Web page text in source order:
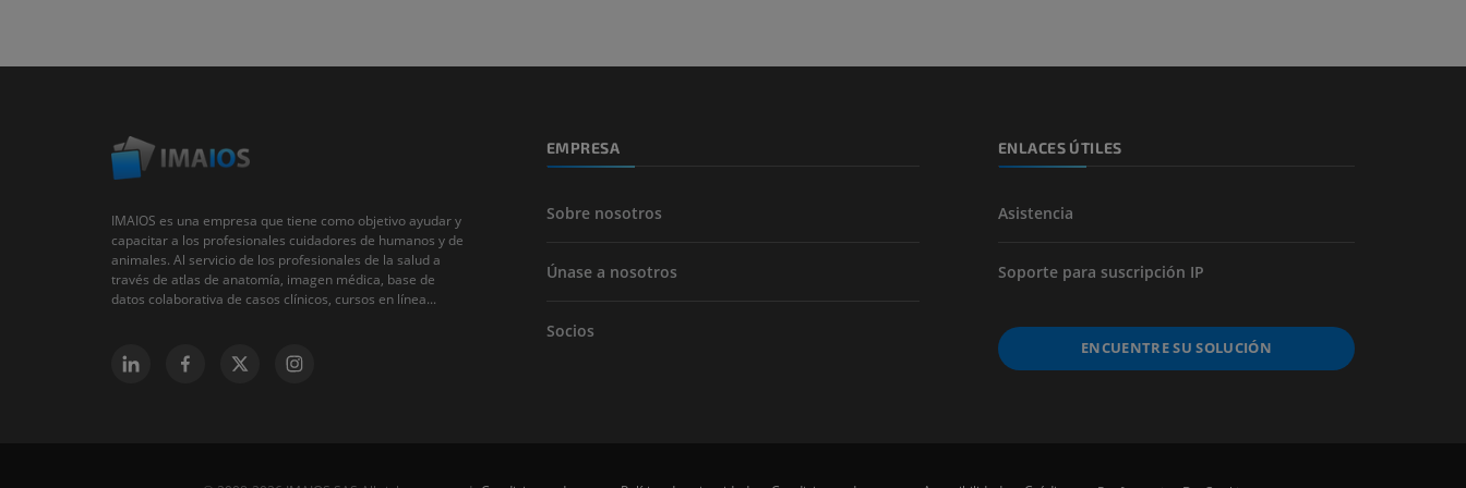
IMAIOS es una empresa que tiene como objetivo ayudar y
capacitar a los profesionales cuidadores de humanos y de
animales. Al servicio de los profesionales de la salud a
través de atlas de anatomía, imagen médica, base de
datos colaborativa de casos clínicos, cursos en línea...
EMPRESA
Sobre nosotros
Únase a nosotros
Socios
ENLACES ÚTILES
Asistencia
Soporte para suscripción IP
ENCUENTRE SU SOLUCIÓN